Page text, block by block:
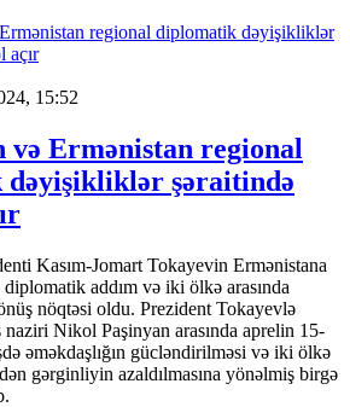
15:52
və Ermənistan regional
şəraitində
Kasım-Jomart Tokayevin Ermənistana
addım və iki ölkə arasında
nöqtəsi oldu. Prezident Tokayevlə
naziri Nikol Paşinyan arasında aprelin 15-
əməkdaşlığın gücləndirilməsi və iki ölkə
gərginliyin azaldılmasına yönəlmiş birgə